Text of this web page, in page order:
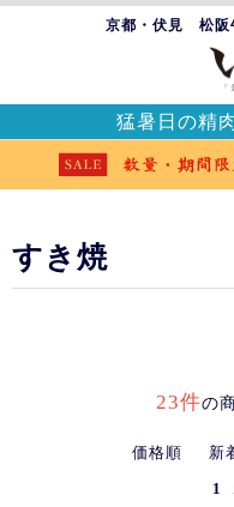
京都・伏見 松阪
猛暑日の精
すき焼
23件の
価格順 新
1